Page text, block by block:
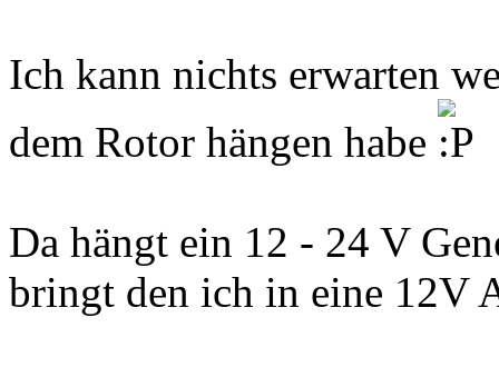
Ich kann nichts erwarten
dem Rotor hängen habe
Da hängt ein 12 - 24 V
bringt den ich in eine 12V